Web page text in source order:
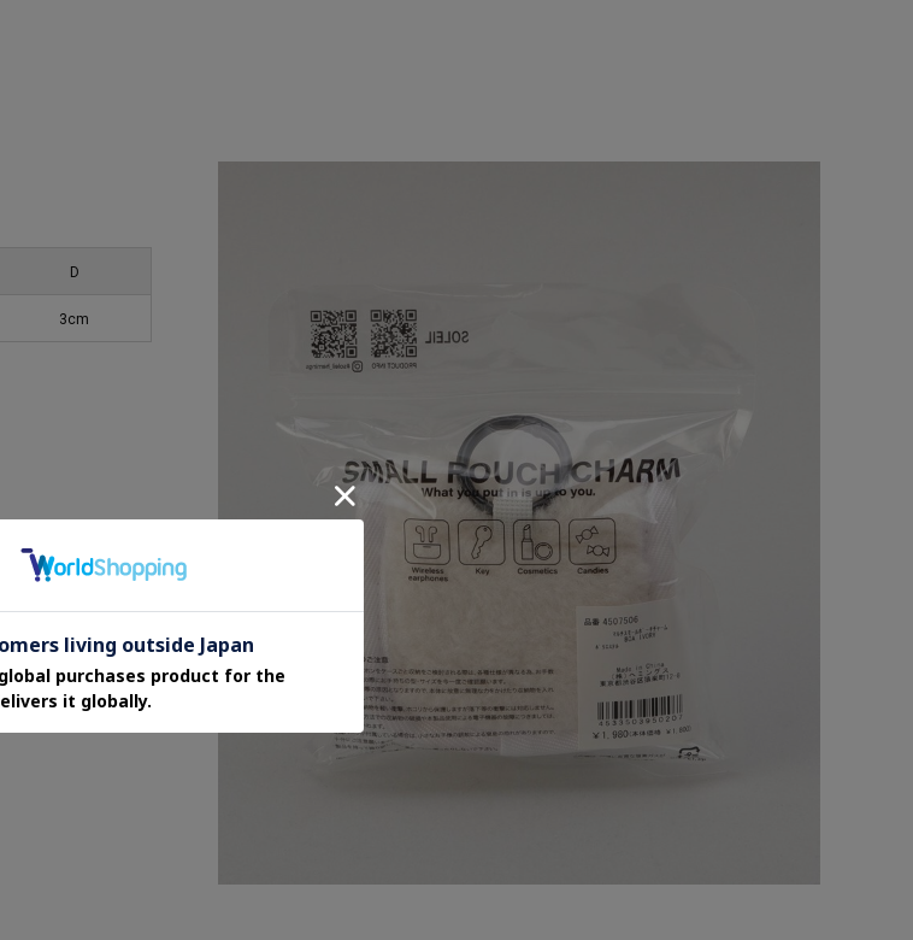
D
3cm